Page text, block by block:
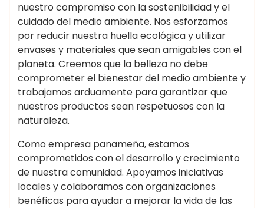
nuestro compromiso con la sostenibilidad y el
cuidado del medio ambiente. Nos esforzamos
por reducir nuestra huella ecológica y utilizar
envases y materiales que sean amigables con el
planeta. Creemos que la belleza no debe
comprometer el bienestar del medio ambiente y
trabajamos arduamente para garantizar que
nuestros productos sean respetuosos con la
naturaleza.
Como empresa panameña, estamos
comprometidos con el desarrollo y crecimiento
de nuestra comunidad. Apoyamos iniciativas
locales y colaboramos con organizaciones
benéficas para ayudar a mejorar la vida de las